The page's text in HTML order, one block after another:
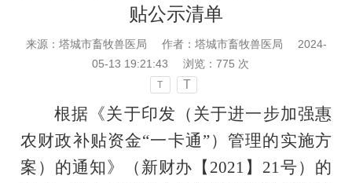
贴公示清单
来源：塔城市畜牧兽医局 作者：塔城市畜牧兽医局
2024-
05-13 19:21:43
浏览： 775 次
T T
根据《关于印发（关于进一步加强惠
农财政补贴资金“一卡通”）管理的实施方
案）的通知》（新财办 【 2021】21号）的